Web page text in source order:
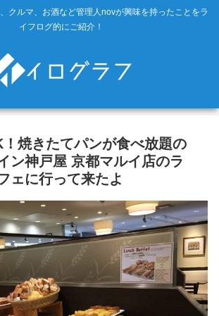
クルマ、お酒など管理人novが興味を持ったことをラ
イフログ的にご紹介！
焼きたてパンが食べ放題の
ン神戸屋 京都マルイ店のラ
ェに行って来たよ